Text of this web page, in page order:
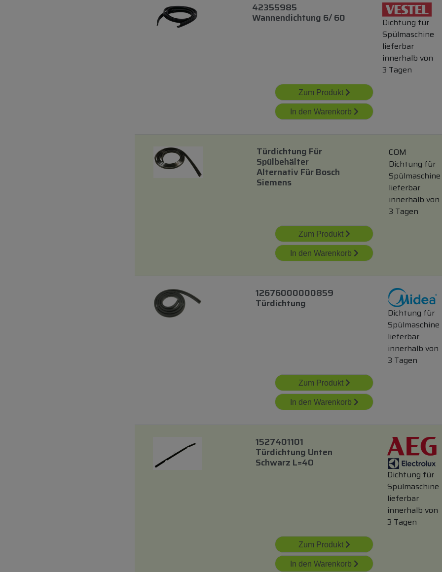
42355985
Wannendichtung 6/ 60
Dichtung für
Spülmaschine
lieferbar
innerhalb von
3 Tagen
Zum Produkt
In den Warenkorb
Türdichtung Für
Spülbehälter
Alternativ Für Bosch
Siemens
COM
Dichtung für
Spülmaschine
lieferbar
innerhalb von
3 Tagen
Zum Produkt
In den Warenkorb
12676000000859
Türdichtung
Dichtung für
Spülmaschine
lieferbar
innerhalb von
3 Tagen
Zum Produkt
In den Warenkorb
1527401101
Türdichtung Unten
Schwarz L=40
Dichtung für
Spülmaschine
lieferbar
innerhalb von
3 Tagen
Zum Produkt
In den Warenkorb